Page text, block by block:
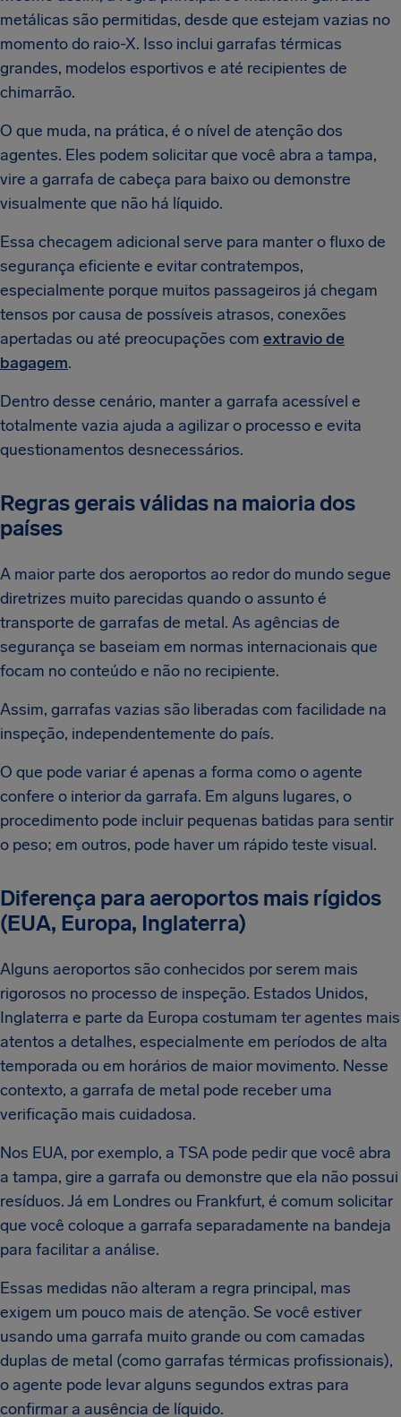
metálicas são permitidas, desde que estejam vazias no
momento do raio-X. Isso inclui garrafas térmicas
grandes, modelos esportivos e até recipientes de
chimarrão.
O que muda, na prática, é o nível de atenção dos
agentes. Eles podem solicitar que você abra a tampa,
vire a garrafa de cabeça para baixo ou demonstre
visualmente que não há líquido.
Essa checagem adicional serve para manter o fluxo de
segurança eficiente e evitar contratempos,
especialmente porque muitos passageiros já chegam
tensos por causa de possíveis atrasos, conexões
apertadas ou até preocupações com extravio de
bagagem.
Dentro desse cenário, manter a garrafa acessível e
totalmente vazia ajuda a agilizar o processo e evita
questionamentos desnecessários.
Regras gerais válidas na maioria dos
países
A maior parte dos aeroportos ao redor do mundo segue
diretrizes muito parecidas quando o assunto é
transporte de garrafas de metal. As agências de
segurança se baseiam em normas internacionais que
focam no conteúdo e não no recipiente.
Assim, garrafas vazias são liberadas com facilidade na
inspeção, independentemente do país.
O que pode variar é apenas a forma como o agente
confere o interior da garrafa. Em alguns lugares, o
procedimento pode incluir pequenas batidas para sentir
o peso; em outros, pode haver um rápido teste visual.
Diferença para aeroportos mais rígidos
(EUA, Europa, Inglaterra)
Alguns aeroportos são conhecidos por serem mais
rigorosos no processo de inspeção. Estados Unidos,
Inglaterra e parte da Europa costumam ter agentes mais
atentos a detalhes, especialmente em períodos de alta
temporada ou em horários de maior movimento. Nesse
contexto, a garrafa de metal pode receber uma
verificação mais cuidadosa.
Nos EUA, por exemplo, a TSA pode pedir que você abra
a tampa, gire a garrafa ou demonstre que ela não possui
resíduos. Já em Londres ou Frankfurt, é comum solicitar
que você coloque a garrafa separadamente na bandeja
para facilitar a análise.
Essas medidas não alteram a regra principal, mas
exigem um pouco mais de atenção. Se você estiver
usando uma garrafa muito grande ou com camadas
duplas de metal (como garrafas térmicas profissionais),
o agente pode levar alguns segundos extras para
confirmar a ausência de líquido.